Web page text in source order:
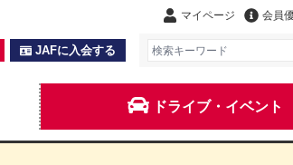
マイページ 会員
JAFに入会する
ドライブ・イベント